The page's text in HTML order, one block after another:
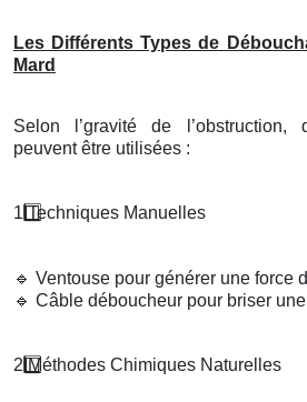
Les Différents Types de
Mard
Selon l’gravité de l’obstruction,
peuvent être utilisées :
1️ Techniques Manuelles
🔹 Ventouse pour générer une force
🔹 Câble déboucheur pour briser
2️ Méthodes Chimiques Naturelles